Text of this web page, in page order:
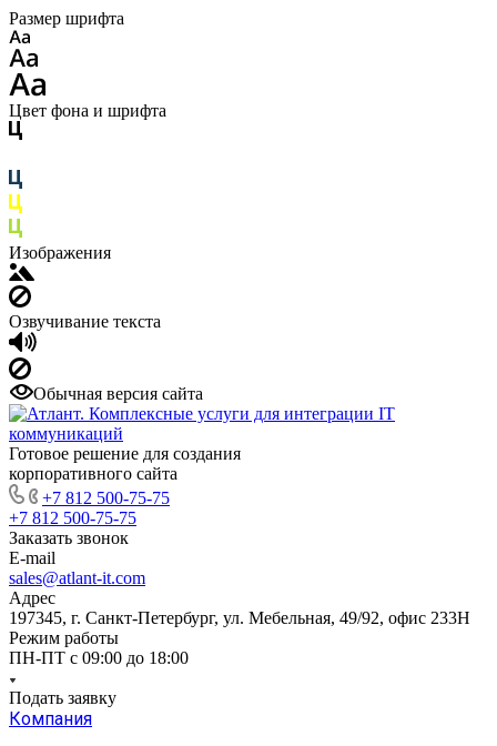
Размер шрифта
Цвет фона и шрифта
Изображения
Озвучивание текста
Обычная версия сайта
Готовое решение для создания
корпоративного сайта
+7 812 500-75-75
+7 812 500-75-75
Заказать звонок
E-mail
sales@atlant-it.com
Адрес
197345, г. Санкт-Петербург, ул. Мебельная, 49/92, офис 233Н
Режим работы
ПН-ПТ с 09:00 до 18:00
Подать заявку
Компания